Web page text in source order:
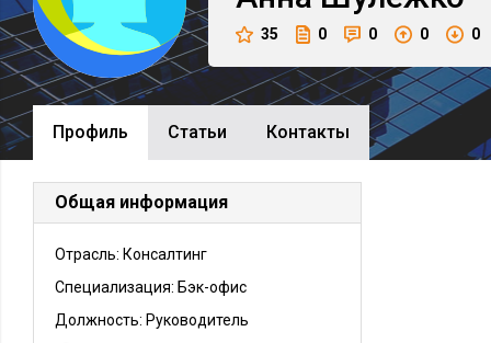
35 0 0 0 0
Профиль Cтатьи Контакты
Общая информация
Отрасль: Консалтинг
Специализация: Бэк-офис
Должность: Руководитель